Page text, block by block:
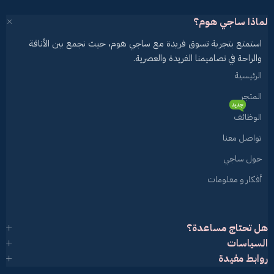
لماذا ساجي هوم؟
استمتع بتجربة تسوق فريدة مع ساجي هوم، حيث نجمع بين الأناقة
والراحة في تصاميمنا الفريدة والعصرية.
الرئيسية
المتجر
الوظائف
جديد
تواصل معنا
حول ساجي
أفكار و معلومات
هل تحتاج مساعدة؟
السياسات
روابط مفيدة